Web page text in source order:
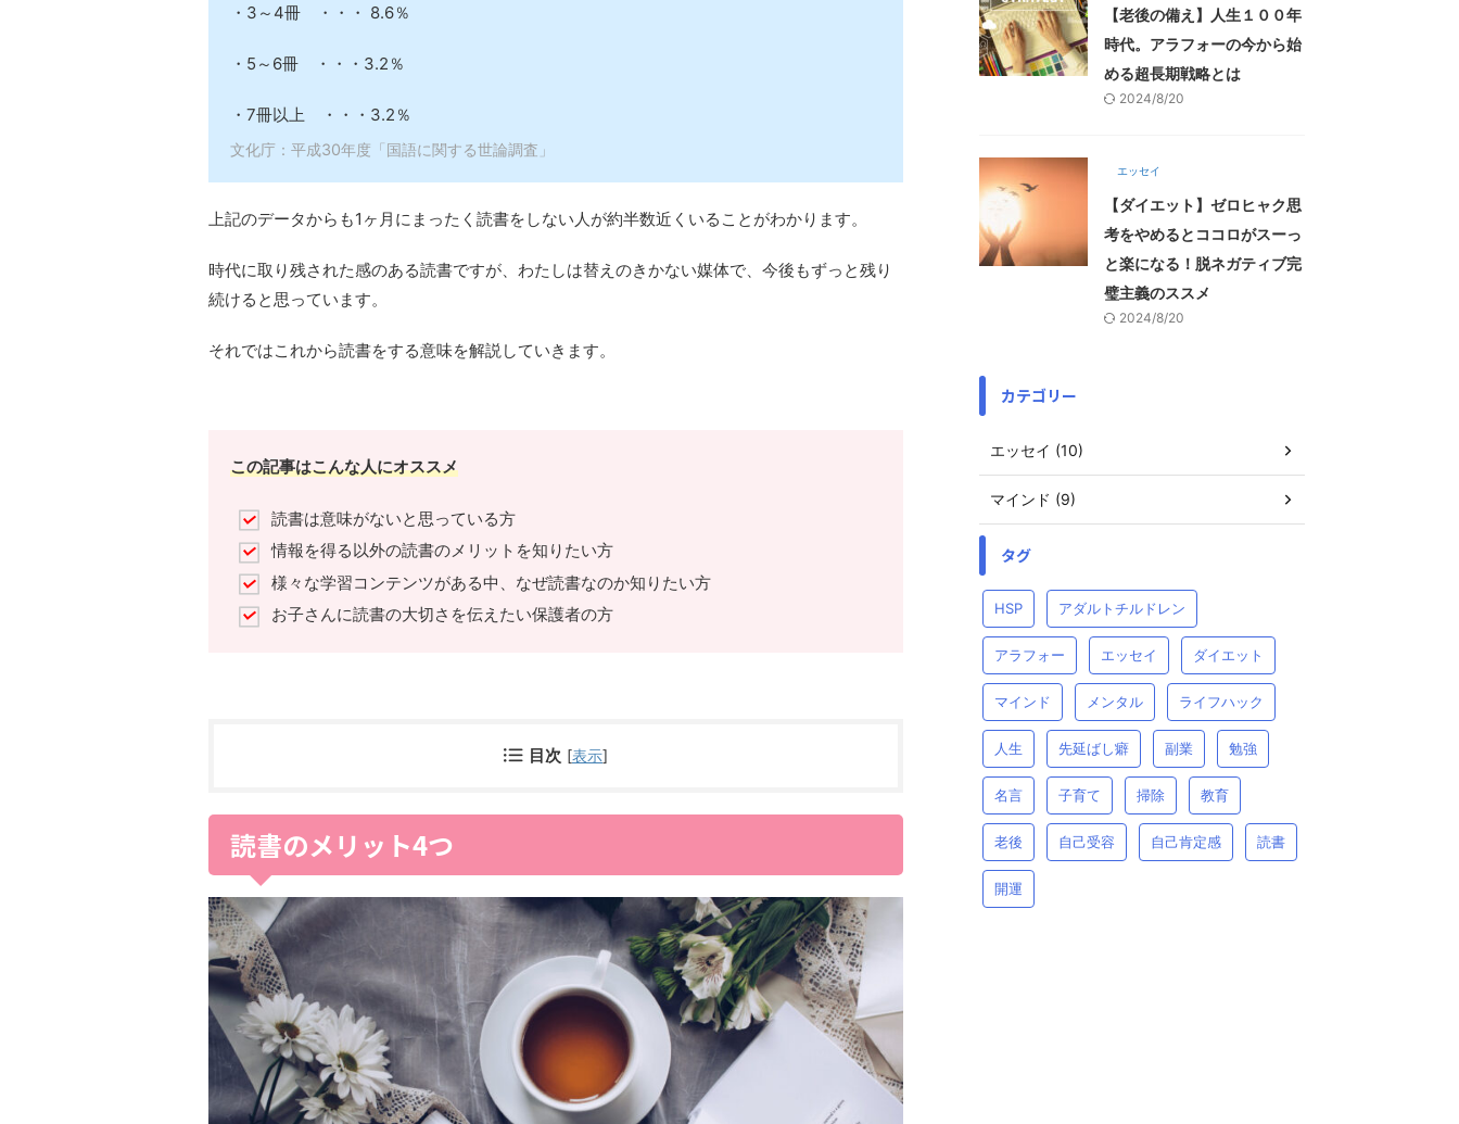
・3～4冊 ・・・ 8.6％
・5～6冊 ・・・3.2％
・7冊以上 ・・・3.2％
文化庁：平成30年度「国語に関する世論調査」
上記のデータからも1ヶ月にまったく読書をしない人が約半数近くいることがわかります。
時代に取り残された感のある読書ですが、わたしは替えのきかない媒体で、今後もずっと残り
続けると思っています。
それではこれから読書をする意味を解説していきます。
この記事はこんな人にオススメ
読書は意味がないと思っている方
情報を得る以外の読書のメリットを知りたい方
様々な学習コンテンツがある中、なぜ読書なのか知りたい方
お子さんに読書の大切さを伝えたい保護者の方
目次 [表示]
読書のメリット4つ
【老後の備え】人生１００年
時代。アラフォーの今から始
める超長期戦略とは
2024/8/20
エッセイ
【ダイエット】ゼロヒャク思
考をやめるとココロがスーっ
と楽になる！脱ネガティブ完
璧主義のススメ
2024/8/20
カテゴリー
エッセイ (10)
マインド (9)
タグ
HSP アダルトチルドレン
アラフォー エッセイ ダイエット
マインド メンタル ライフハック
人生 先延ばし癖 副業 勉強
名言 子育て 掃除 教育
老後 自己受容 自己肯定感 読書
開運